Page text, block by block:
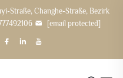
Straße, Changhe-Straße, Bezirk
[email protected]